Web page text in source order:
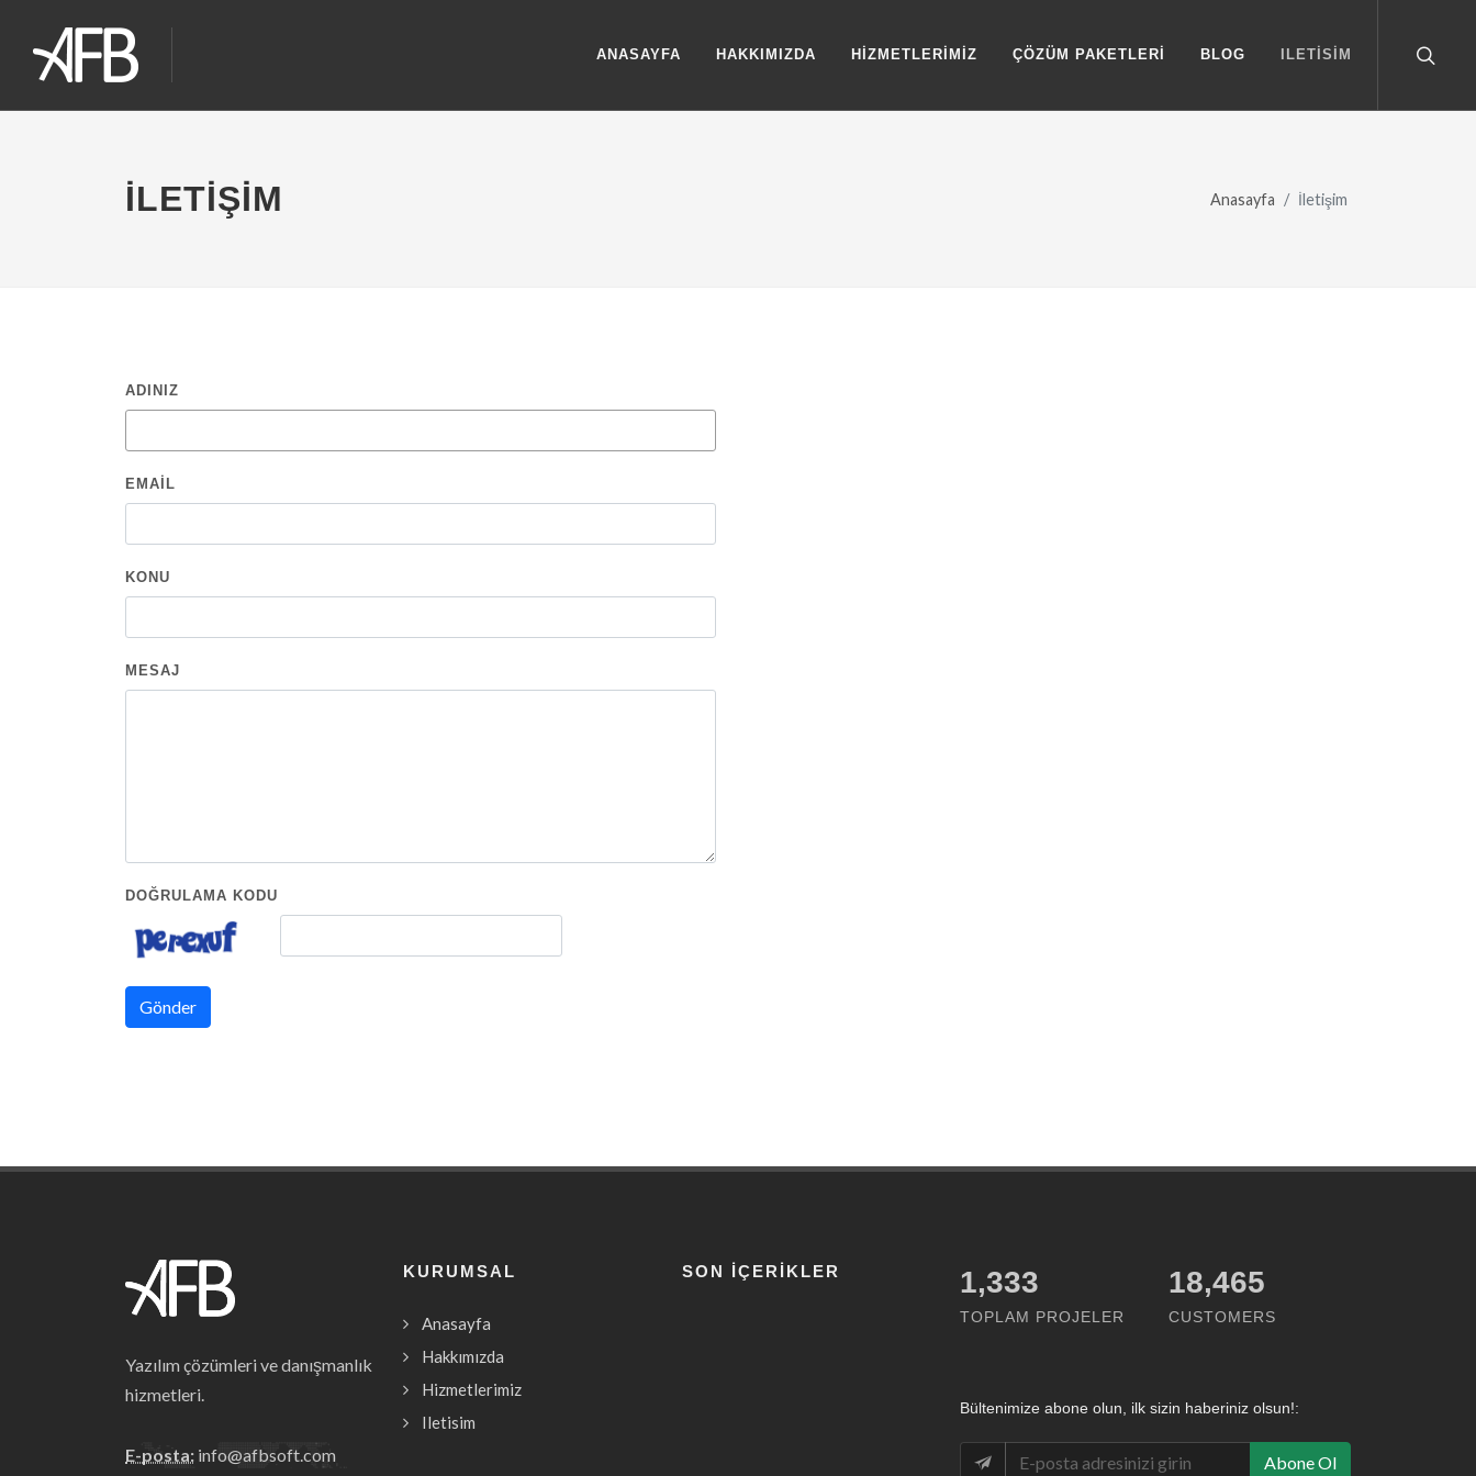
ANASAYFA HAKKIMIZDA HIZMETLERIMIZ ÇÖZÜM PAKETLERI BLOG ILETISIM
İLETIŞIM Anasayfa İletişim
ADINIZ
EMAIL
KONU
MESAJ
DOĞRULAMA KODU
Gönder
Yazılım çözümleri ve danışmanlık
hizmetleri.
E-posta: info@afbsoft.com
KURUMSAL
Anasayfa
Hakkımızda
Hizmetlerimiz
Iletisim
SON İÇERIKLER 1,499
TOPLAM PROJELER
18,465
CUSTOMERS
Bültenimize abone olun, ilk sizin haberiniz olsun!:
Abone Ol